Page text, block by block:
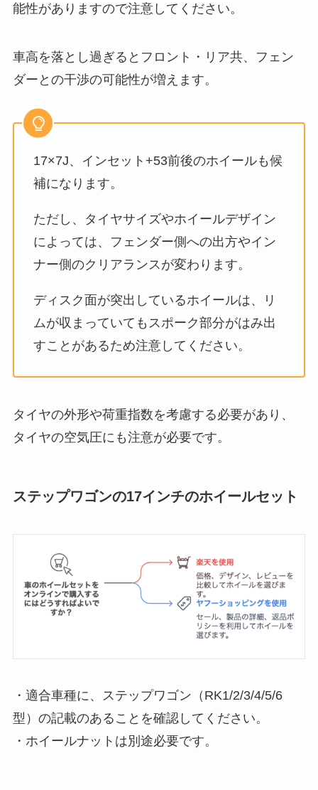
能性がありますので注意してください。
車高を落とし過ぎるとフロント・リア共、フェン
ダーとの干渉の可能性が増えます。
17×7J、インセット+53前後のホイールも候
補になります。
ただし、タイヤサイズやホイールデザイン
によっては、フェンダー側への出方やイン
ナー側のクリアランスが変わります。
ディスク面が突出しているホイールは、リ
ムが収まっていてもスポーク部分がはみ出
すことがあるため注意してください。
タイヤの外形や荷重指数を考慮する必要があり、
タイヤの空気圧にも注意が必要です。
ステップワゴンの17インチのホイールセット
・適合車種に、ステップワゴン（RK1/2/3/4/5/6
型）の記載のあることを確認してください。
・ホイールナットは別途必要です。